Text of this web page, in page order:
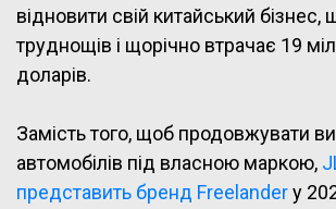
відновити свій китайський бізнес,
труднощів і щорічно втрачає 19
доларів.
Замість того, щоб продовжувати
автомобілів під власною маркою,
представить бренд Freelanderу